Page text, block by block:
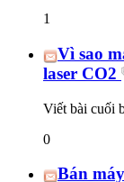
1
Vì sao
laser CO2
Viết bài cuối
0
Bán